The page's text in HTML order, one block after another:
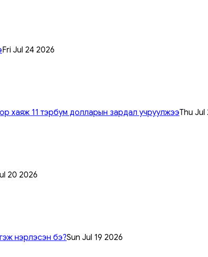
Fri Jul 24 2026
хаяж 11 тэрбум долларын зардал учруулжээThu Jul
20 2026
нэрлэсэн бэ?Sun Jul 19 2026